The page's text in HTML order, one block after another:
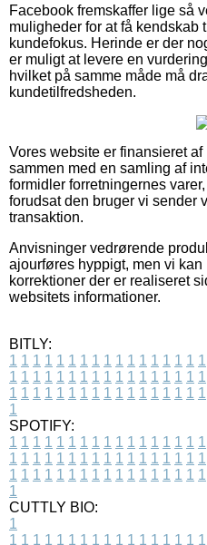
Facebook fremskaffer lige så
muligheder for at få kendskab
kundefokus. Herinde er der
er muligt at levere en
hvilket på samme måde må
kundetilfredsheden.
Vores website er finansieret
sammen med en samling af
formidler forretningernes
forudsat den bruger vi sender
transaktion.
Anvisninger vedrørende
ajourføres hyppigt, men vi
korrektioner der er realiseret
websitets informationer.
BITLY:
1 1 1 1 1 1 1 1 1 1 1 1 1 1 1 1 1
1 1 1 1 1 1 1 1 1 1 1 1 1 1 1 1 1
1 1 1 1 1 1 1 1 1 1 1 1 1 1 1 1 1
1
SPOTIFY:
1 1 1 1 1 1 1 1 1 1 1 1 1 1 1 1 1
1 1 1 1 1 1 1 1 1 1 1 1 1 1 1 1 1
1 1 1 1 1 1 1 1 1 1 1 1 1 1 1 1 1
1
CUTTLY BIO:
1
1 1 1 1 1 1 1 1 1 1 1 1 1 1 1 1 1